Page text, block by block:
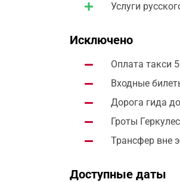
Услуги
Исключено
Оплата такси
Входные
Дорога гида
Гроты
Трансфер вне
Доступные даты